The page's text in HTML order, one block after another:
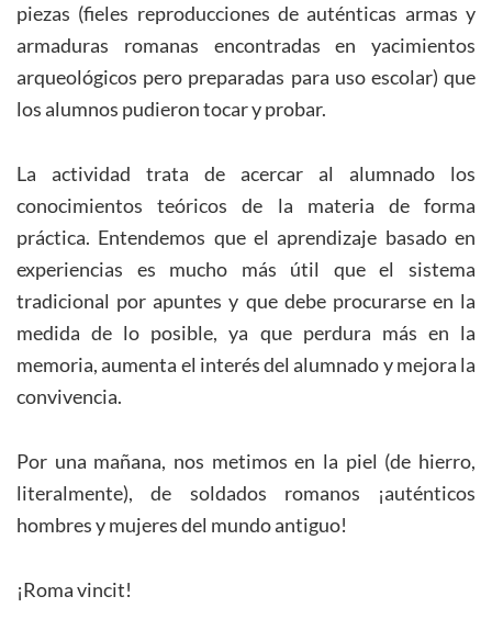
piezas (fieles reproducciones de auténticas armas y
armaduras romanas encontradas en yacimientos
arqueológicos pero preparadas para uso escolar) que
los alumnos pudieron tocar y probar.
La actividad trata de acercar al alumnado los
conocimientos teóricos de la materia de forma
práctica. Entendemos que el aprendizaje basado en
experiencias es mucho más útil que el sistema
tradicional por apuntes y que debe procurarse en la
medida de lo posible, ya que perdura más en la
memoria, aumenta el interés del alumnado y mejora la
convivencia.
Por una mañana, nos metimos en la piel (de hierro,
literalmente), de soldados romanos ¡auténticos
hombres y mujeres del mundo antiguo!
¡Roma vincit!